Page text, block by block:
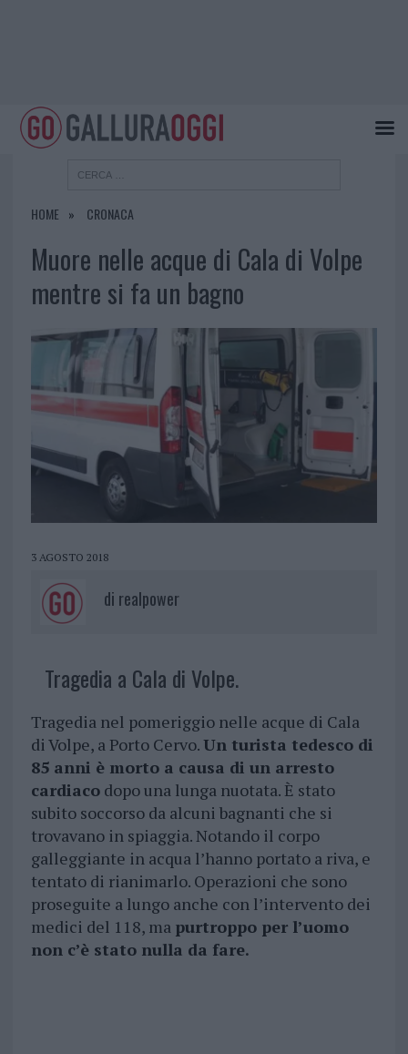
HOME CRONACA
Muore nelle acque di Cala di Volpe
mentre si fa un bagno
3 AGOSTO 2018
di realpower
Tragedia a Cala di Volpe.
Tragedia nel pomeriggio nelle acque di Cala
di Volpe, a Porto Cervo.Un turista tedesco di
85 anni è morto a causa di un arresto
cardiacodopo una lunga nuotata. È stato
subito soccorso da alcuni bagnanti che si
trovavano in spiaggia. Notando il corpo
galleggiante in acqua l’hanno portato a riva, e
tentato di rianimarlo. Operazioni che sono
proseguite a lungo anche con l’intervento dei
medici del 118, ma purtroppo per l’uomo
non c’è stato nulla da fare.